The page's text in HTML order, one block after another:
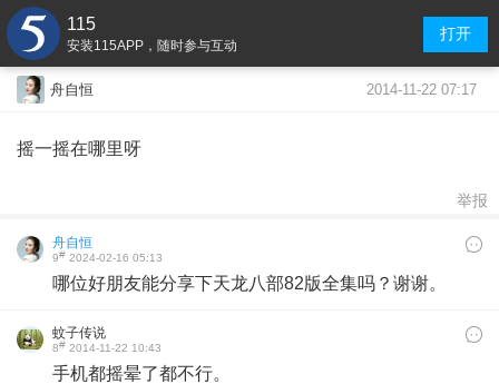
115
安装115APP，随时参与互动
打开
舟自恒 2014-11-22 07:17
摇一摇在哪里呀
举报
舟自恒
9# 2024-02-16 05:13
哪位好朋友能分享下天龙八部82版全集吗？谢谢。
蚊子传说
8# 2014-11-22 10:43
手机都摇晕了都不行。